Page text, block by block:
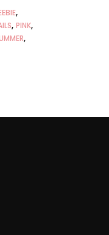
PINK